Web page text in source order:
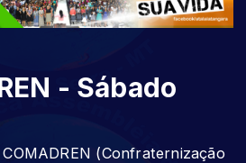
- Sábado
(Confraternização